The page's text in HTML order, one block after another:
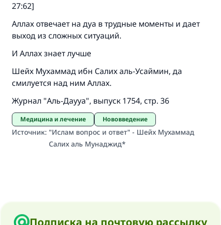
27:62]
Аллах отвечает на дуа в трудные моменты и дает
выход из сложных ситуаций.
И Аллах знает лучше
Шейх Мухаммад ибн Салих аль-Усаймин, да
смилуется над ним Аллах.
Журнал "Аль-Даууа", выпуск 1754, стр. 36
Медицина и лечение Нововведение
Источник: "Ислам вопрос и ответ" - Шейх Мухаммад
Салих аль Мунаджид*
Подписка на почтовую рассылку